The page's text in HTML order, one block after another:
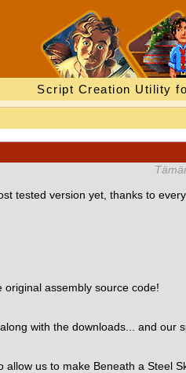
Script Creation Utility
tested version yet, thanks to
assembly source code!
, along with the downloads... and our
allow us to make Beneath a Steel